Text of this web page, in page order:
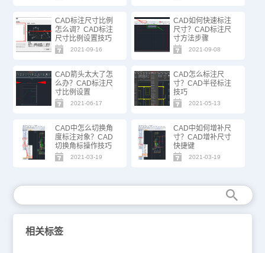
CAD标注尺寸比例
怎么调？CAD标注
尺寸比例设置技巧
2021-09-16
CAD如何快速标注
尺寸？CAD标注尺
寸方法步骤
2021-09-08
CAD箭头太大了怎
么办？CAD标注尺
寸比例设置
2021-06-17
CAD怎么标注尺
寸？CAD半径标注
技巧
2021-05-13
CAD中怎么切换角
度标注对象？CAD
切换角标操作技巧
2021-03-19
CAD中如何增补尺
寸？CAD增补尺寸
快捷键
2021-03-19
相关标签